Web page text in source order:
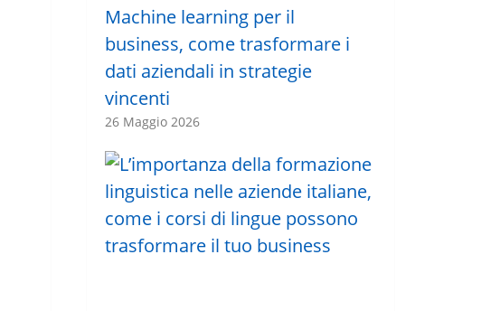
Machine learning per il
business, come trasformare i
dati aziendali in strategie
vincenti
26 Maggio 2026